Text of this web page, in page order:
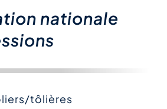
nationale
tôlières